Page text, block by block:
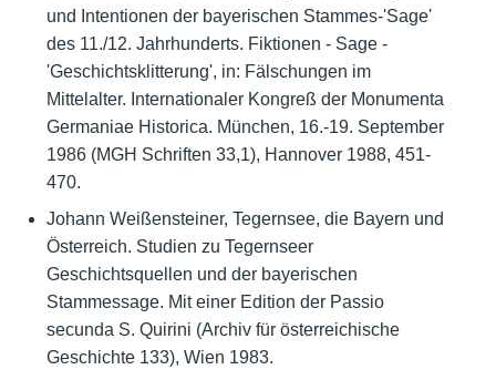
und Intentionen der bayerischen Stammes-'Sage'
des 11./12. Jahrhunderts. Fiktionen - Sage -
'Geschichtsklitterung', in: Fälschungen im
Mittelalter. Internationaler Kongreß der Monumenta
Germaniae Historica. München, 16.-19. September
1986 (MGH Schriften 33,1), Hannover 1988, 451-
470.
Johann Weißensteiner, Tegernsee, die Bayern und
Österreich. Studien zu Tegernseer
Geschichtsquellen und der bayerischen
Stammessage. Mit einer Edition der Passio
secunda S. Quirini (Archiv für österreichische
Geschichte 133), Wien 1983.